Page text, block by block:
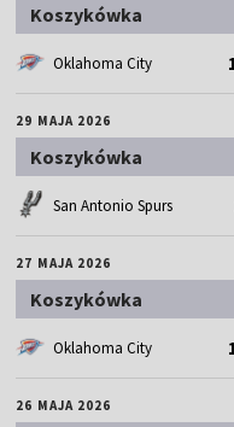
Koszykówka
Oklahoma City
29 MAJA 2026
Koszykówka
San Antonio Spurs
27 MAJA 2026
Koszykówka
Oklahoma City
26 MAJA 2026